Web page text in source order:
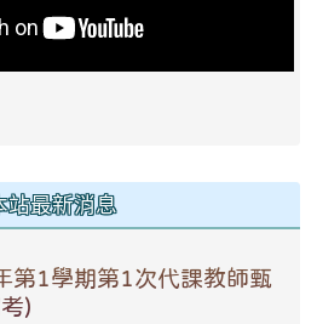
站最新消息
第1學期第1次代課教師甄
)